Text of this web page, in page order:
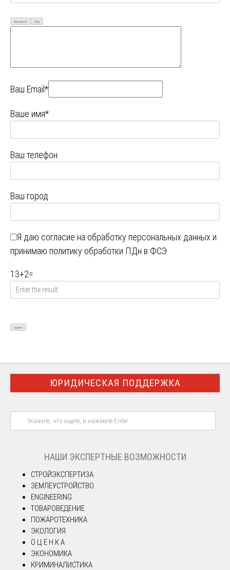
Визуально Код
Ваш Email*
Ваше имя*
Ваш телефон
Ваш город
Я даю согласие на обработку персональных данных и
принимаю политику обработки ПДн в ФСЭ
13+2=
ЮРИДИЧЕСКАЯ ПОДДЕРЖКА
НАШИ ЭКСПЕРТНЫЕ ВОЗМОЖНОСТИ
СТРОЙЭКСПЕРТИЗА
ЗЕМЛЕУСТРОЙСТВО
ENGINEERING
ТОВАРОВЕДЕНИЕ
ПОЖАРОТЕХНИКА
ЭКОЛОГИЯ
О Ц Е Н К А
ЭКОНОМИКА
КРИМИНАЛИСТИКА